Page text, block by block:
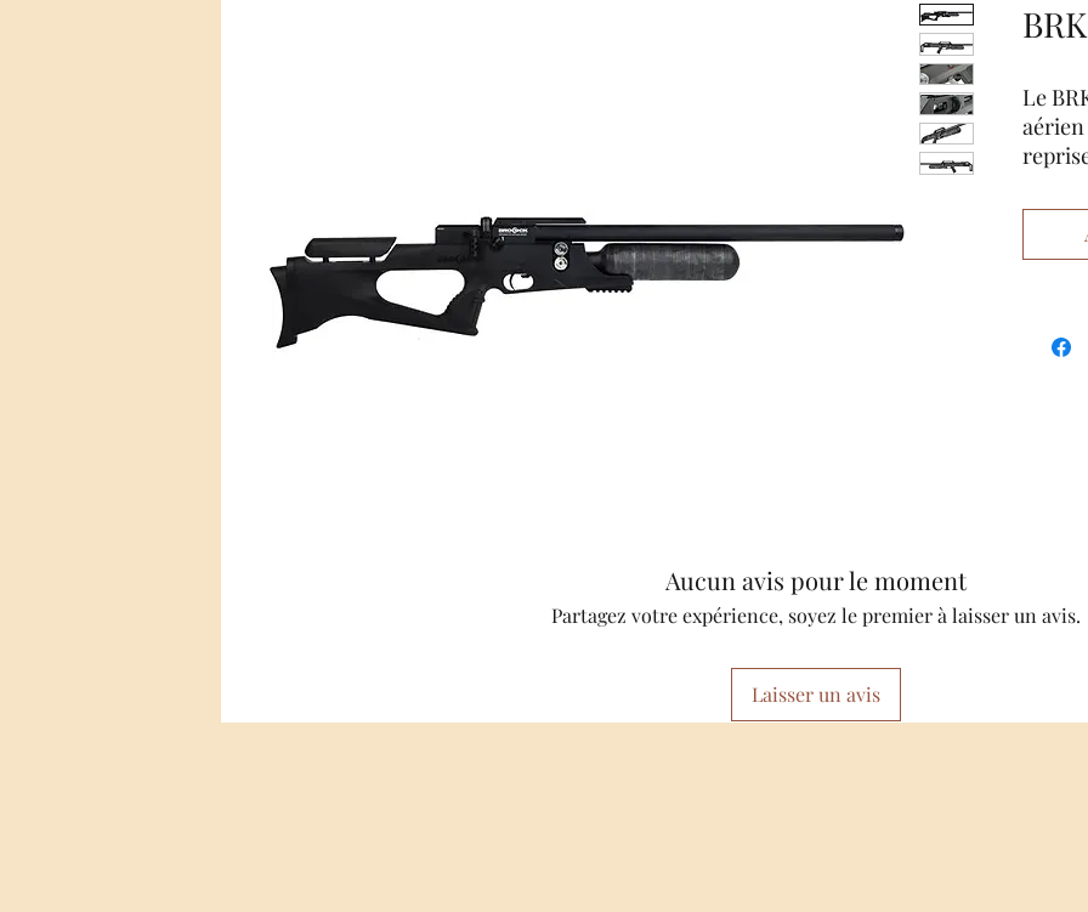
Le
aérien
Aucun avis pour le moment
Partagez votre expérience, soyez le premier à laisser un avis.
Laisser un avis